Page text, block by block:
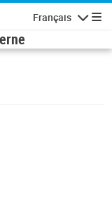
Français